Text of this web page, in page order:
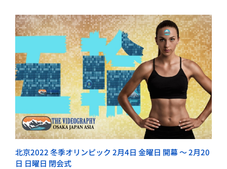
北京2022 冬季オリンピック 2月4日 金曜日 開幕 ～ 2月20
日 日曜日 閉会式